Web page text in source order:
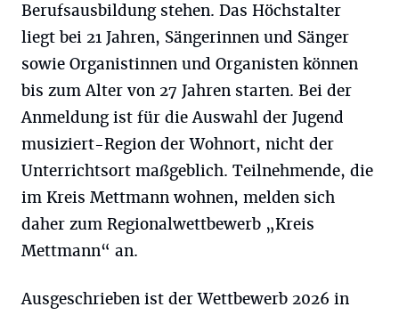
Berufsausbildung stehen. Das Höchstalter
liegt bei 21 Jahren, Sängerinnen und Sänger
sowie Organistinnen und Organisten können
bis zum Alter von 27 Jahren starten. Bei der
Anmeldung ist für die Auswahl der Jugend
musiziert-Region der Wohnort, nicht der
Unterrichtsort maßgeblich. Teilnehmende, die
im Kreis Mettmann wohnen, melden sich
daher zum Regionalwettbewerb „Kreis
Mettmann“ an.
Ausgeschrieben ist der Wettbewerb 2026 in